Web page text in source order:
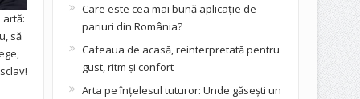
să
Care este cea mai bună aplicație de
pariuri din România?
Cafeaua de acasă, reinterpretată pentru
gust, ritm și confort
Arta pe înțelesul tuturor: Unde găsești un